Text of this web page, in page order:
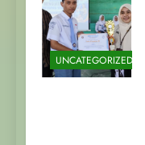
UNCATEGORIZED